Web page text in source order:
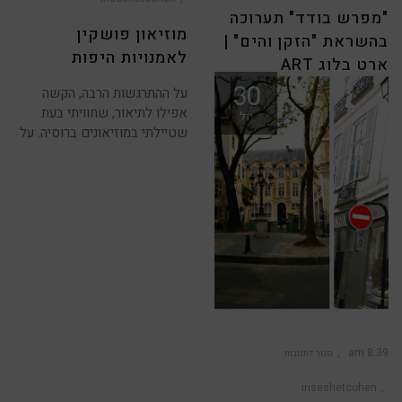
"מפרש בודד" תערוכה
בהשראת "הזקן והים" |
ארט בלוג ART
" הכל היה בו זקן חוץ מעיניו
שצבען היה כצבע הים והן
מוזיאון פושקין
לאמנויות היפות
על ההתרגשות הרבה, הקשה
אפילו לתיאור, שחוויתי בעת
שטיילתי במוזיאונים ברוסיה. על
30
יול
8:39 am סגור לתגובות
iriseshetcohen